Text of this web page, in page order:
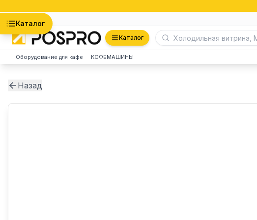
Каталог
Каталог
Оборудование для кафе КОФЕМАШИНЫ
Назад